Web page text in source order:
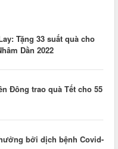
Tặng 33 suất quà cho
Dần 2022
Đông trao quà Tết cho 55
bởi dịch bệnh Covid-